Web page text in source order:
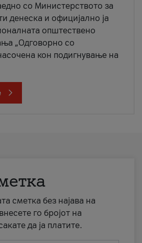
со Министерството за
денеска и официјално ја
општествено
„Одговорно со
кон подигнување на
сметка без најава на
го бројот на
да ја платите.